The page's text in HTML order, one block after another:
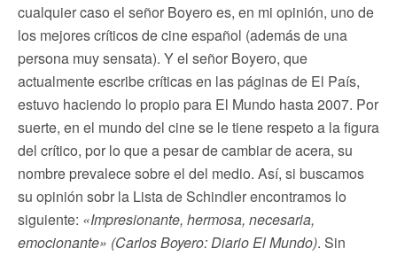
cualquier caso el señor Boyero es, en mi opinión, uno de
los mejores críticos de cine español (además de una
persona muy sensata). Y el señor Boyero, que
actualmente escribe críticas en las páginas de El País,
estuvo haciendo lo propio para El Mundo hasta 2007. Por
suerte, en el mundo del cine se le tiene respeto a la figura
del crítico, por lo que a pesar de cambiar de acera, su
nombre prevalece sobre el del medio. Así, si buscamos
su opinión sobr la Lista de Schindler encontramos lo
siguiente: «Impresionante, hermosa, necesaria,
emocionante» (Carlos Boyero: Diario El Mundo). Sin